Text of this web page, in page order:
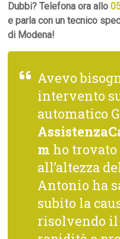
Dubbi? Telefona ora allo
e parla con un tecnico
di Modena!
Avevo
intervento
automatico
m ho
all’altezza
Antonio ha
subito la
risolvendo il